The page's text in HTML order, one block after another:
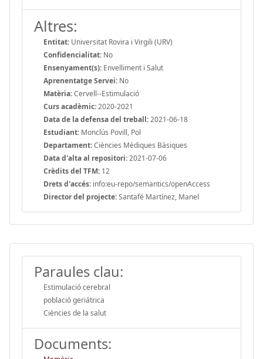
Altres:
Entitat: Universitat Rovira i Virgili (URV)
Confidencialitat: No
Ensenyament(s): Envelliment i Salut
Aprenentatge Servei: No
Matèria:Cervell--Estimulació
Curs acadèmic:2020-2021
Data de la defensa del treball:2021-06-18
Estudiant: Monclús Povill, Pol
Departament:Ciències Mèdiques Bàsiques
Data d'alta al repositori:2021-07-06
Crèdits del TFM: 12
Drets d'accés: info:eu-repo/semantics/openAccess
Director del projecte:Santafé Martínez, Manel
Paraules clau:
Estimulació cerebral
població geriátrica
Ciències de la salut
Documents: